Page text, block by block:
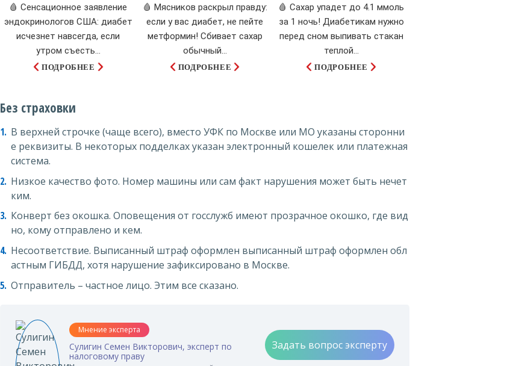
🩸 Сенсационное заявление
эндокринологов США: диабет
исчезнет навсегда, если
утром съесть...
ПОДРОБНЕЕ
🩸 Мясников раскрыл правду:
если у вас диабет, не пейте
метформин! Сбивает сахар
обычный...
ПОДРОБНЕЕ
🩸 Сахар упадет до 4.1 ммоль
за 1 ночь! Диабетикам нужно
перед сном выпивать стакан
теплой...
ПОДРОБНЕЕ
Без страховки
В верхней строчке (чаще всего), вместо УФК по Москве или МО указаны сторонни
е реквизиты. В некоторых подделках указан электронный кошелек или платежная
система.
Низкое качество фото. Номер машины или сам факт нарушения может быть нечет
ким.
Конверт без окошка. Оповещения от госслужб имеют прозрачное окошко, где вид
но, кому отправлено и кем.
Несоответствие. Выписанный штраф оформлен выписанный штраф оформлен обл
астным ГИБДД, хотя нарушение зафиксировано в Москве.
Отправитель – частное лицо. Этим все сказано.
Мнение эксперта
Сулигин Семен Викторович, эксперт по
налоговому праву
Задать вопрос эксперту